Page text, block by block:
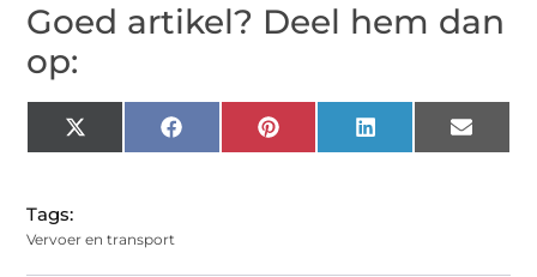
Goed artikel? Deel hem dan
op:
X
(Twitter)
Facebook Pinterest LinkedIn Email
Tags:
Vervoer en transport